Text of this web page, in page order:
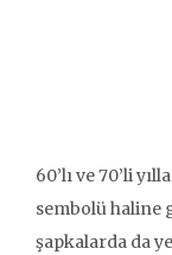
60’lı ve 70’li
sembolü haline
şapkalarda da